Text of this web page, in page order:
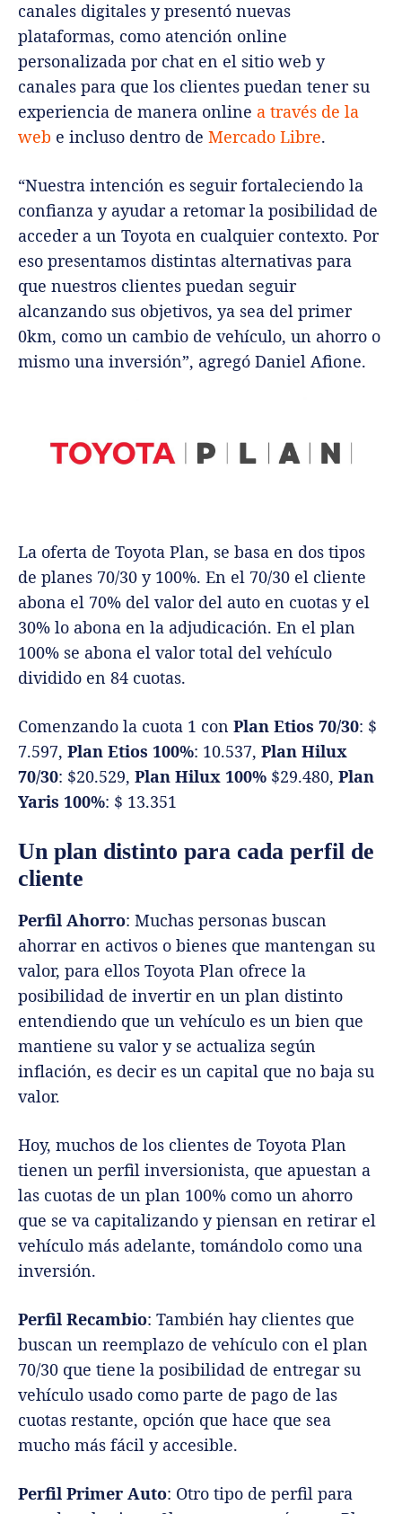
canales digitales y presentó nuevas
plataformas, como atención online
personalizada por chat en el sitio web y
canales para que los clientes puedan tener su
experiencia de manera online a través de la
web e incluso dentro de Mercado Libre.
“Nuestra intención es seguir fortaleciendo la
confianza y ayudar a retomar la posibilidad de
acceder a un Toyota en cualquier contexto. Por
eso presentamos distintas alternativas para
que nuestros clientes puedan seguir
alcanzando sus objetivos, ya sea del primer
0km, como un cambio de vehículo, un ahorro o
mismo una inversión”, agregó Daniel Afione.
La oferta de Toyota Plan, se basa en dos tipos
de planes 70/30 y 100%. En el 70/30 el cliente
abona el 70% del valor del auto en cuotas y el
30% lo abona en la adjudicación. En el plan
100% se abona el valor total del vehículo
dividido en 84 cuotas.
Comenzando la cuota 1 con Plan Etios 70/30: $
7.597, Plan Etios 100%: 10.537, Plan Hilux
70/30: $20.529, Plan Hilux 100% $29.480, Plan
Yaris 100%: $ 13.351
Un plan distinto para cada perfil de
cliente
Perfil Ahorro: Muchas personas buscan
ahorrar en activos o bienes que mantengan su
valor, para ellos Toyota Plan ofrece la
posibilidad de invertir en un plan distinto
entendiendo que un vehículo es un bien que
mantiene su valor y se actualiza según
inflación, es decir es un capital que no baja su
valor.
Hoy, muchos de los clientes de Toyota Plan
tienen un perfil inversionista, que apuestan a
las cuotas de un plan 100% como un ahorro
que se va capitalizando y piensan en retirar el
vehículo más adelante, tomándolo como una
inversión.
Perfil Recambio: También hay clientes que
buscan un reemplazo de vehículo con el plan
70/30 que tiene la posibilidad de entregar su
vehículo usado como parte de pago de las
cuotas restante, opción que hace que sea
mucho más fácil y accesible.
Perfil Primer Auto: Otro tipo de perfil para